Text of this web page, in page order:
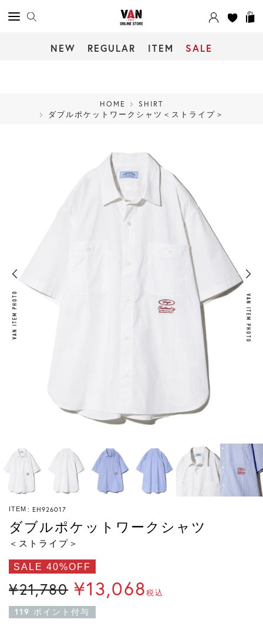
NEW REGULAR ITEM SALE
HOME
SHIRT
ダブルポケットワークシャツ＜ストライプ＞
VAN ITEM PHOTO
VAN ITEM PHOTO
ITEM EH926017
ダブルポケットワークシャツ
＜ストライプ＞
SALE 40%OFF
¥21,780 ¥13,068税込
119 ポイント付与